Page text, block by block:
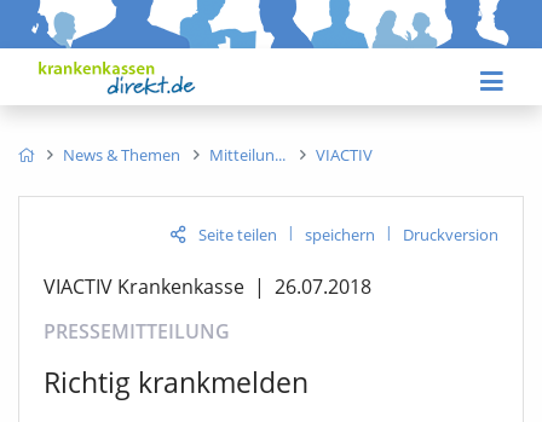
News & Themen Mitteilun VIACTIV
Seite teilen | speichern | Druckversion
VIACTIV Krankenkasse | 26.07.2018
PRESSEMITTEILUNG
Richtig krankmelden